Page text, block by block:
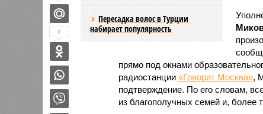
Пересадка волос в Турции
набирает популярность
прямо под окнами
радиостанции «Говорит Москва»,
подтверждение. По его словам,
из благополучных семей и, более
8